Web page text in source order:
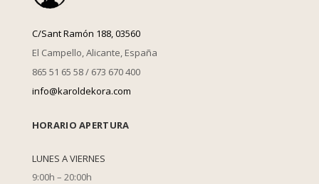
C/Sant Ramón 188, 03560
El Campello, Alicante, España
865 51 65 58 / 673 670 400
info@karoldekora.com
HORARIO APERTURA
LUNES A VIERNES
9:00h – 20:00h